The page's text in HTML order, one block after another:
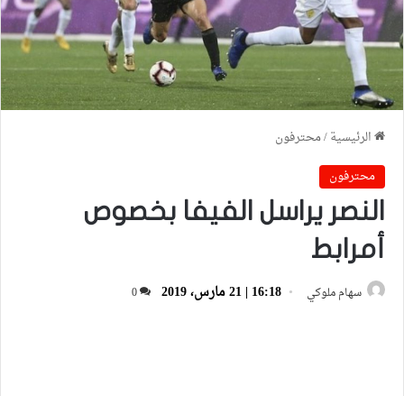
الرئيسية/محترفون
محترفون
النصر يراسل الفيفا بخصوص
أمرابط
سهام ملوكي 16:18 | 21 مارس، 2019 0